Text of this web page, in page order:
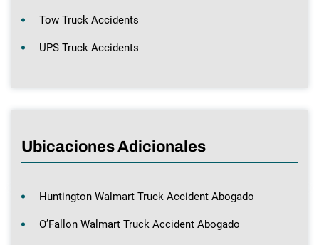
Tow Truck Accidents
UPS Truck Accidents
Ubicaciones Adicionales
Huntington Walmart Truck Accident Abogado
O’Fallon Walmart Truck Accident Abogado